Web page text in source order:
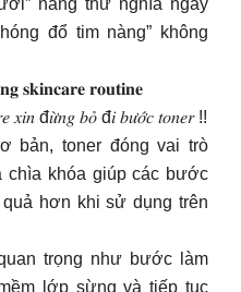
nàng thử nghía ngay
đổ tim nàng” không
𝐬𝐤𝐢𝐧𝐜𝐚𝐫𝐞 𝐫𝐨𝐮𝐭𝐢𝐧𝐞
𝑥𝑖𝑛 đ𝑢̛̀𝑛𝑔 𝑏𝑜̉ đ𝑖 𝑏𝑢̛𝑜̛́𝑐 𝑡𝑜𝑛𝑒𝑟 !!
bản, toner đóng vai trò
chìa khóa giúp các bước
hơn khi sử dụng trên
trọng như bước làm
lớp sừng và tiếp tục